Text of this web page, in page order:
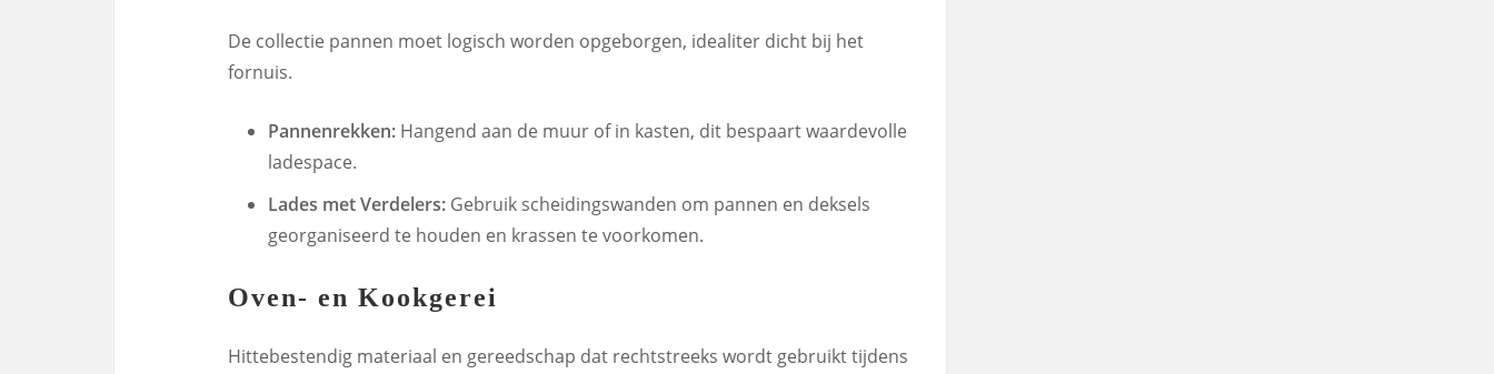
De collectie pannen moet logisch worden opgeborgen, idealiter dicht bij het
fornuis.
Pannenrekken: Hangend aan de muur of in kasten, dit bespaart waardevolle
ladespace.
Lades met Verdelers: Gebruik scheidingswanden om pannen en deksels
georganiseerd te houden en krassen te voorkomen.
Oven- en Kookgerei
Hittebestendig materiaal en gereedschap dat rechtstreeks wordt gebruikt tijdens